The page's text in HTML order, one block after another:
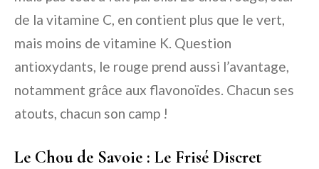
de la vitamine C, en contient plus que le vert,
mais moins de vitamine K. Question
antioxydants, le rouge prend aussi l’avantage,
notamment grâce aux flavonoïdes. Chacun ses
atouts, chacun son camp !
Le Chou de Savoie : Le Frisé Discret